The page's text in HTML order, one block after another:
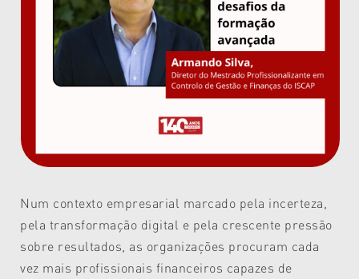
Num contexto empresarial marcado pela incerteza,
pela transformação digital e pela crescente pressão
sobre resultados, as organizações procuram cada
vez mais profissionais financeiros capazes de